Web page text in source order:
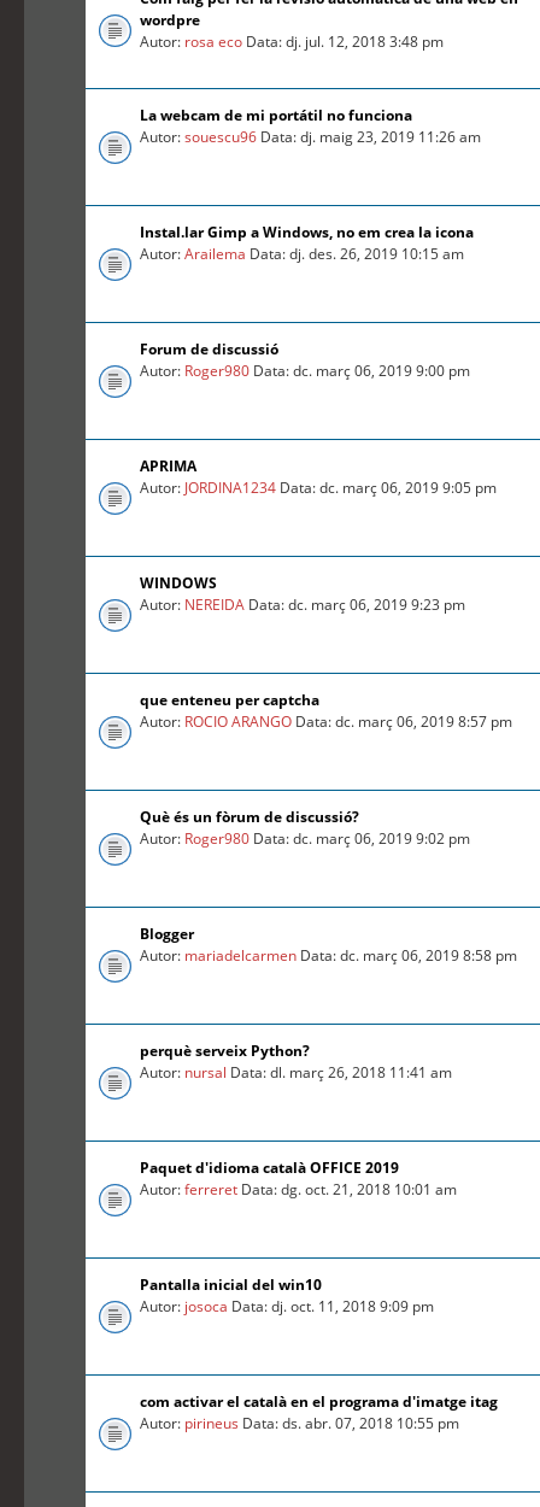
wordpre
Autor: rosa eco Data: dj. jul. 12, 2018 3:48 pm
La webcam de mi portátil no funciona
Autor:souescu96 Data: dj. maig 23, 2019 11:26 am
Instal.lar Gimp a Windows, no em crea la icona
Autor:Arailema Data: dj. des. 26, 2019 10:15 am
Forum de discussió
Autor: Roger980 Data: dc. març 06, 2019 9:00 pm
APRIMA
Autor: JORDINA1234 Data: dc. març 06, 2019 9:05 pm
WINDOWS
Autor: NEREIDA Data: dc. març 06, 2019 9:23 pm
que enteneu per captcha
Autor: ROCIO ARANGO Data: dc. març 06, 2019 8:57 pm
Què és un fòrum de discussió?
Autor: Roger980 Data: dc. març 06, 2019 9:02 pm
Blogger
Autor: mariadelcarmen Data: dc. març 06, 2019 8:58 pm
perquè serveix Python?
Autor: nursal Data: dl. març 26, 2018 11:41 am
Paquet d'idioma català OFFICE 2019
Autor:ferreret Data: dg. oct. 21, 2018 10:01 am
Pantalla inicial del win10
Autor: josoca Data: dj. oct. 11, 2018 9:09 pm
com activar el català en el programa d'imatge itag
Autor: pirineus Data: ds. abr. 07, 2018 10:55 pm